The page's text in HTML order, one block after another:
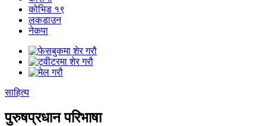
कोभिड १९
लकडाउन
नेकपा
साहित्य
पुरुषप्रधान परिभाषा